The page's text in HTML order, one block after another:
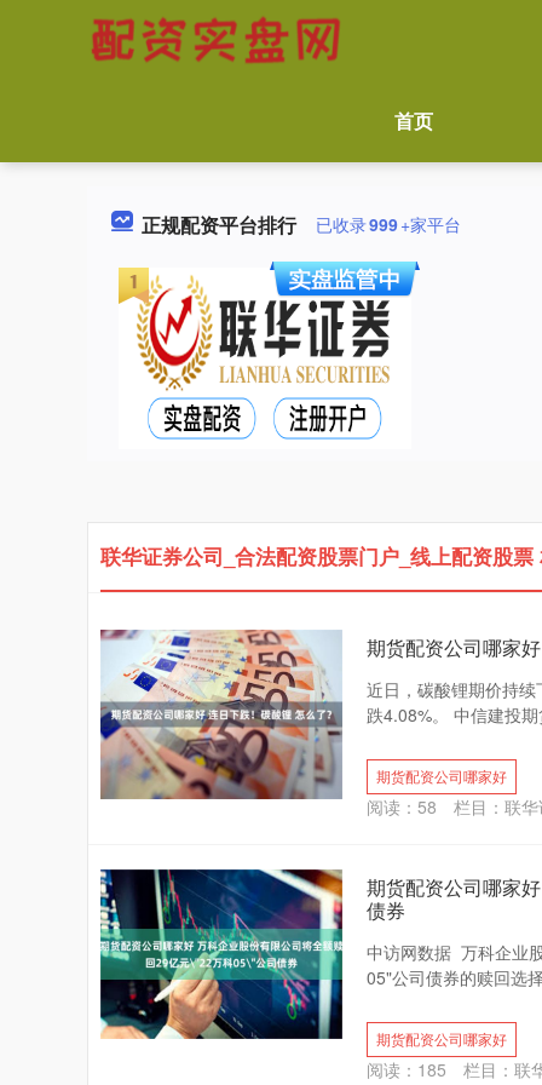
首页
正规配资平台排行 已收录999+家平台
联华证券公司_合法配资股票门户_线上配资股票
期货配资公司哪家
近日，碳酸锂期价持
跌4.08%。 中信建投
期货配资公司哪家好
阅读： 58 栏目： 联
期货配资公司哪家
债券
中访网数据 万科企业
05"公司债券的赎回选
期货配资公司哪家好
阅读： 185 栏目： 联